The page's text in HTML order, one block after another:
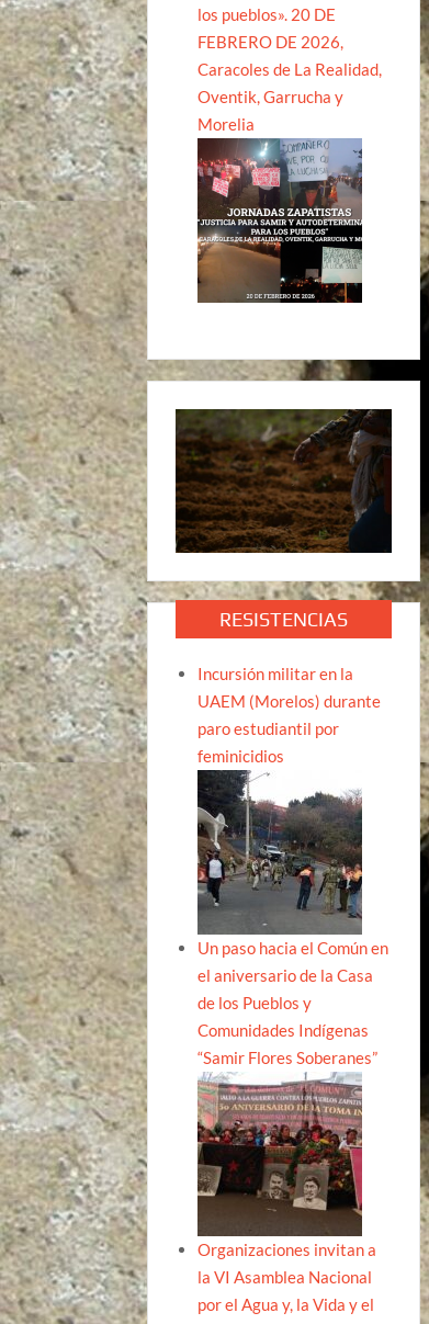
los pueblos». 20 DE
FEBRERO DE 2026,
Caracoles de La Realidad,
Oventik, Garrucha y
Morelia
RESISTENCIAS
Incursión militar en la
UAEM (Morelos) durante
paro estudiantil por
feminicidios
Un paso hacia el Común en
el aniversario de la Casa
de los Pueblos y
Comunidades Indígenas
“Samir Flores Soberanes”
Organizaciones invitan a
la VI Asamblea Nacional
por el Agua y, la Vida y el